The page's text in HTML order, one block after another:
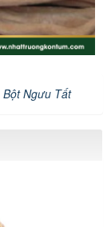
Bột Ngưu Tất